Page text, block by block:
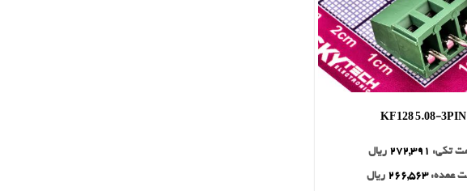
KF128 5.08-3PIN
تکی: 272,391 ریال
عمده:266,563 ریال